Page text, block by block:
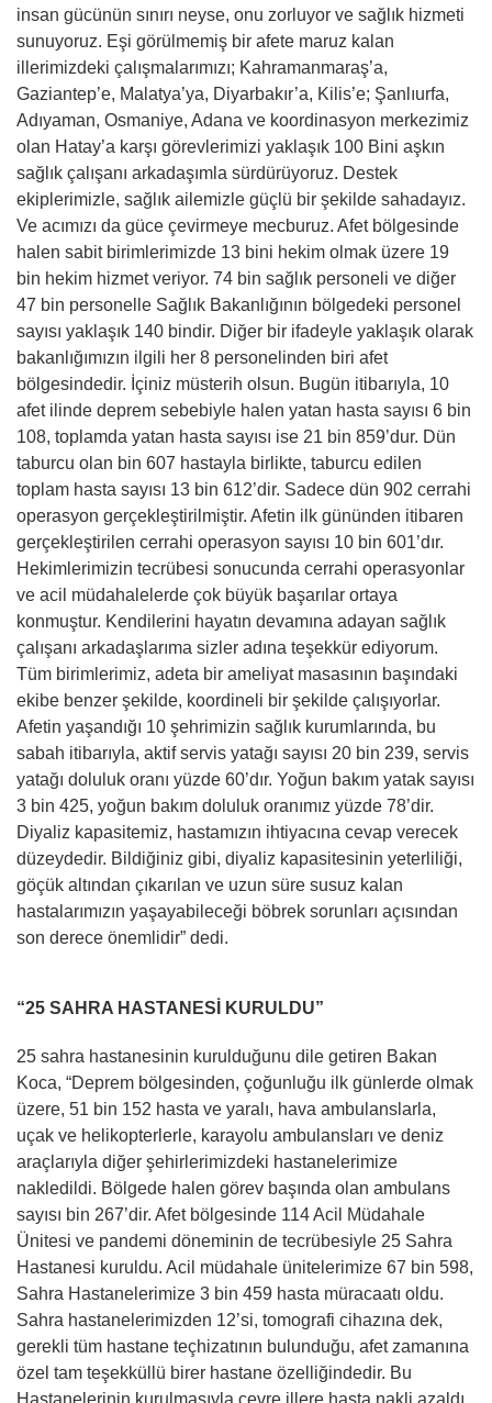
insan gücünün sınırı neyse, onu zorluyor ve sağlık hizmeti
sunuyoruz. Eşi görülmemiş bir afete maruz kalan
illerimizdeki çalışmalarımızı; Kahramanmaraş’a,
Gaziantep’e, Malatya’ya, Diyarbakır’a, Kilis’e; Şanlıurfa,
Adıyaman, Osmaniye, Adana ve koordinasyon merkezimiz
olan Hatay’a karşı görevlerimizi yaklaşık 100 Bini aşkın
sağlık çalışanı arkadaşımla sürdürüyoruz. Destek
ekiplerimizle, sağlık ailemizle güçlü bir şekilde sahadayız.
Ve acımızı da güce çevirmeye mecburuz. Afet bölgesinde
halen sabit birimlerimizde 13 bini hekim olmak üzere 19
bin hekim hizmet veriyor. 74 bin sağlık personeli ve diğer
47 bin personelle Sağlık Bakanlığının bölgedeki personel
sayısı yaklaşık 140 bindir. Diğer bir ifadeyle yaklaşık olarak
bakanlığımızın ilgili her 8 personelinden biri afet
bölgesindedir. İçiniz müsterih olsun. Bugün itibarıyla, 10
afet ilinde deprem sebebiyle halen yatan hasta sayısı 6 bin
108, toplamda yatan hasta sayısı ise 21 bin 859’dur. Dün
taburcu olan bin 607 hastayla birlikte, taburcu edilen
toplam hasta sayısı 13 bin 612’dir. Sadece dün 902 cerrahi
operasyon gerçekleştirilmiştir. Afetin ilk gününden itibaren
gerçekleştirilen cerrahi operasyon sayısı 10 bin 601’dır.
Hekimlerimizin tecrübesi sonucunda cerrahi operasyonlar
ve acil müdahalelerde çok büyük başarılar ortaya
konmuştur. Kendilerini hayatın devamına adayan sağlık
çalışanı arkadaşlarıma sizler adına teşekkür ediyorum.
Tüm birimlerimiz, adeta bir ameliyat masasının başındaki
ekibe benzer şekilde, koordineli bir şekilde çalışıyorlar.
Afetin yaşandığı 10 şehrimizin sağlık kurumlarında, bu
sabah itibarıyla, aktif servis yatağı sayısı 20 bin 239, servis
yatağı doluluk oranı yüzde 60’dır. Yoğun bakım yatak sayısı
3 bin 425, yoğun bakım doluluk oranımız yüzde 78’dir.
Diyaliz kapasitemiz, hastamızın ihtiyacına cevap verecek
düzeydedir. Bildiğiniz gibi, diyaliz kapasitesinin yeterliliği,
göçük altından çıkarılan ve uzun süre susuz kalan
hastalarımızın yaşayabileceği böbrek sorunları açısından
son derece önemlidir” dedi.
“25 SAHRA HASTANESİ KURULDU”
25 sahra hastanesinin kurulduğunu dile getiren Bakan
Koca, “Deprem bölgesinden, çoğunluğu ilk günlerde olmak
üzere, 51 bin 152 hasta ve yaralı, hava ambulanslarla,
uçak ve helikopterlerle, karayolu ambulansları ve deniz
araçlarıyla diğer şehirlerimizdeki hastanelerimize
nakledildi. Bölgede halen görev başında olan ambulans
sayısı bin 267’dir. Afet bölgesinde 114 Acil Müdahale
Ünitesi ve pandemi döneminin de tecrübesiyle 25 Sahra
Hastanesi kuruldu. Acil müdahale ünitelerimize 67 bin 598,
Sahra Hastanelerimize 3 bin 459 hasta müracaatı oldu.
Sahra hastanelerimizden 12’si, tomografi cihazına dek,
gerekli tüm hastane teçhizatının bulunduğu, afet zamanına
özel tam teşekküllü birer hastane özelliğindedir. Bu